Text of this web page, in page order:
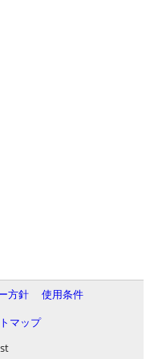
方針
使用条件
マップ